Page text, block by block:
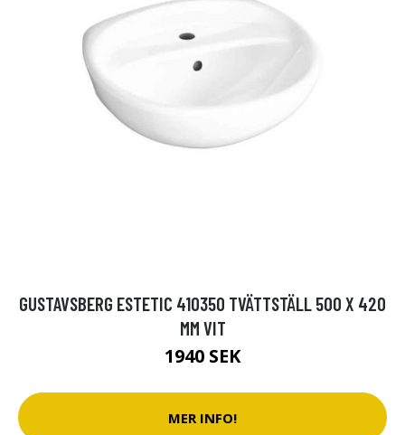
GUSTAVSBERG ESTETIC 410350 TVÄTTSTÄLL 500 X 420
MM VIT
1940 SEK
MER INFO!